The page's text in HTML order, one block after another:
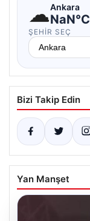
☁Ankara
NaN°C
ŞEHIR SEÇ
Bizi Takip Edin
Yan Manşet